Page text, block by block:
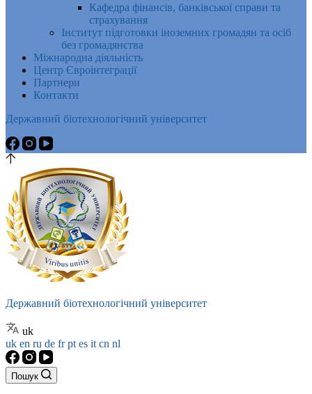
Кафедра фінансів, банківської справи та
страхування
Інститут підготовки іноземних громадян та осіб
без громадянства
Міжнародна діяльність
Центр Євроінтеграції
Партнери
Контакти
Державний біотехнологічний університет
Державний біотехнологічний університет
uk
uk en ru de frpt es it cn nl
Пошук